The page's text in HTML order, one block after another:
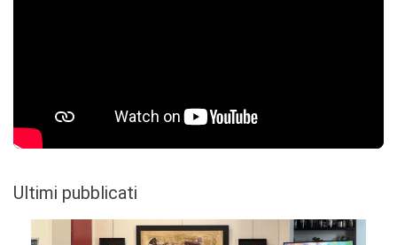
Ultimi pubblicati